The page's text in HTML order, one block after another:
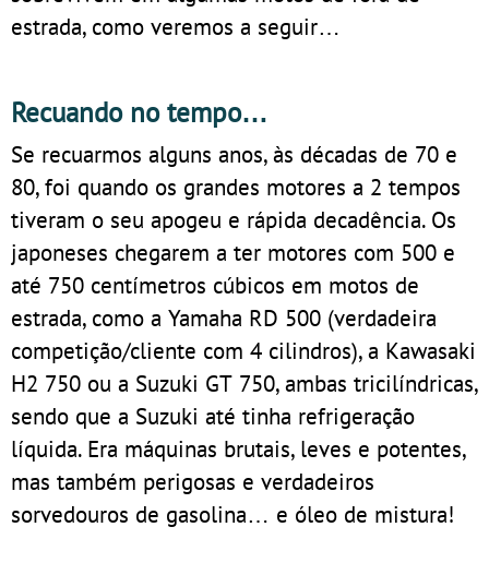
estrada, como veremos a seguir…
Recuando no tempo…
Se recuarmos alguns anos, às décadas de 70 e
80, foi quando os grandes motores a 2 tempos
tiveram o seu apogeu e rápida decadência. Os
japoneses chegarem a ter motores com 500 e
até 750 centímetros cúbicos em motos de
estrada, como a Yamaha RD 500 (verdadeira
competição/cliente com 4 cilindros), a Kawasaki
H2 750 ou a Suzuki GT 750, ambas tricilíndricas,
sendo que a Suzuki até tinha refrigeração
líquida. Era máquinas brutais, leves e potentes,
mas também perigosas e verdadeiros
sorvedouros de gasolina… e óleo de mistura!